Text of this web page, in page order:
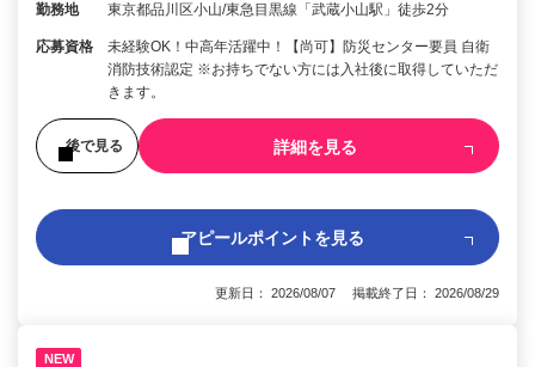
勤務地 東京都品川区小山/東急目黒線「武蔵小山駅」徒歩2分
応募資格
未経験OK！中高年活躍中！【尚可】防災センター要員 自衛
消防技術認定 ※お持ちでない方には入社後に取得していただ
きます。
後で見る 詳細を見る
アピールポイントを見る
更新日： 2026/08/07 掲載終了日： 2026/08/29
NEW